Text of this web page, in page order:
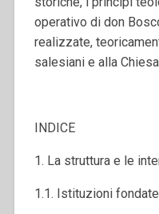
operativo di don
realizzate,
salesiani e alla
INDICE
1. La struttura e le
1.1. Istituzioni fondate